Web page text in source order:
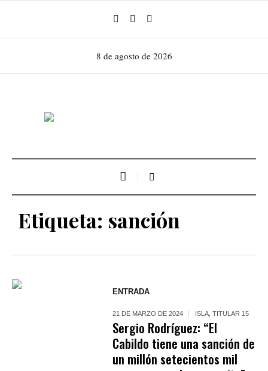
8 de agosto de 2026
Etiqueta: sanción
ENTRADA
21 DE MARZO DE 2024 ISLA ,TITULAR 15
Sergio Rodríguez: “El
Cabildo tiene una sanción de
un millón setecientos mil